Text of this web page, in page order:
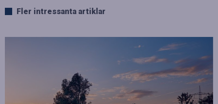
Fler intressanta artiklar